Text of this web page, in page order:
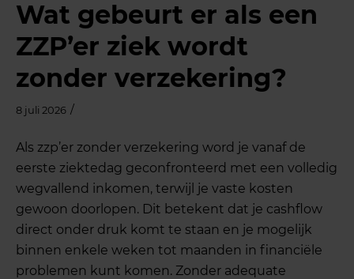
Wat gebeurt er als een
ZZP’er ziek wordt
zonder verzekering?
8 juli 2026 /
Als zzp’er zonder verzekering word je vanaf de
eerste ziektedag geconfronteerd met een volledig
wegvallend inkomen, terwijl je vaste kosten
gewoon doorlopen. Dit betekent dat je cashflow
direct onder druk komt te staan en je mogelijk
binnen enkele weken tot maanden in financiële
problemen kunt komen. Zonder adequate